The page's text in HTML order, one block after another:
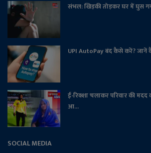
संभल: खिड़की तोड़कर घर में घुस
UPI AutoPay बंद कैसे करें?
ई-रिक्शा चलाकर परिवार की
आ...
SOCIAL MEDIA